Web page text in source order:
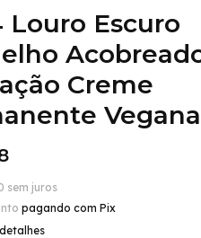
Louro Escuro
Creme
Vegana
sem juros
pagando com Pix